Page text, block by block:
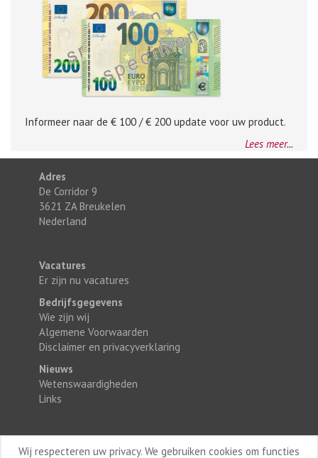
Informeer naar de € 100 / € 200 update voor uw product.
Lees meer...
Adres
De Corridor 9
3621 ZA Breukelen
Nederland
Vacatures
Er zijn nu vacatures
Bedrijfsgegevens
Wie zijn wij
Algemene Voorwaarden
Disclaimer en privacyverklaring
Nieuws
Wetenswaardigheden
Links
Wij respecteren uw privacy. We gebruiken cookies om functies